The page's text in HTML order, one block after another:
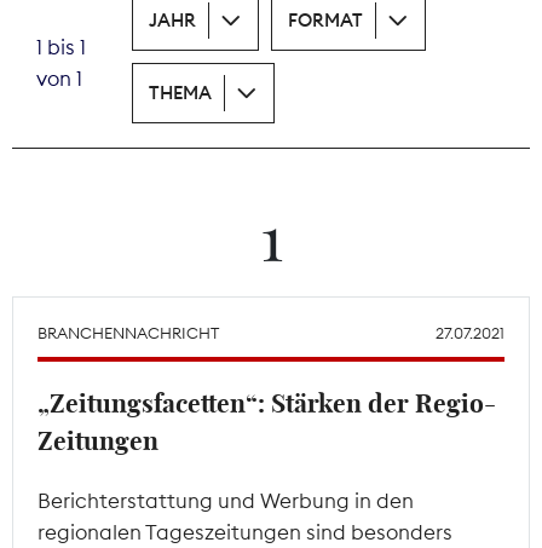
Print
Wächterpreis
Mitgliederbereich
1 bis 1
von 1
JAHR FORMAT
THEMA
1
BRANCHENNACHRICHT 27.07.2021
„Zeitungsfacetten“: Stärken der Regio-
Zeitungen
Berichterstattung und Werbung in den
regionalen Tageszeitungen sind besonders